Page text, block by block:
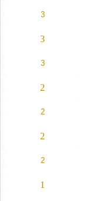
3
3
3
2
2
2
2
1